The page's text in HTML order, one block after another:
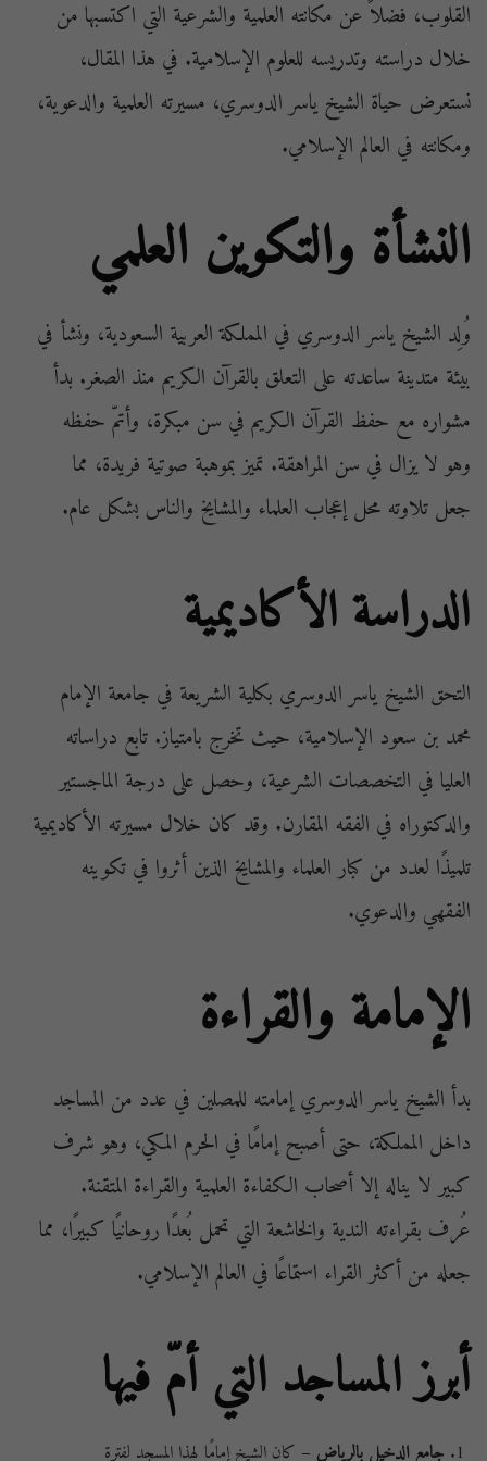
القلوب، فضلاً عن مكانته العلمية والشرعية التي اكتسبها من
خلال دراسته وتدريسه للعلوم الإسلامية. في هذا المقال،
نستعرض حياة الشيخ ياسر الدوسري، مسيرته العلمية والدعوية،
ومكانته في العالم الإسلامي.
النشأة والتكوين العلمي
وُلِد الشيخ ياسر الدوسري في المملكة العربية السعودية، ونشأ في
بيئة متدينة ساعدته على التعلق بالقرآن الكريم منذ الصغر. بدأ
مشواره مع حفظ القرآن الكريم في سن مبكرة، وأتمّ حفظه
وهو لا يزال في سن المراهقة. تميز بموهبة صوتية فريدة، مما
جعل تلاوته محل إعجاب العلماء والمشايخ والناس بشكل عام.
الدراسة الأكاديمية
التحق الشيخ ياسر الدوسري بكلية الشريعة في جامعة الإمام
محمد بن سعود الإسلامية، حيث تخرج بامتياز. تابع دراساته
العليا في التخصصات الشرعية، وحصل على درجة الماجستير
والدكتوراه في الفقه المقارن. وقد كان خلال مسيرته الأكاديمية
تلميذًا لعدد من كبار العلماء والمشايخ الذين أثروا في تكوينه
الفقهي والدعوي.
الإمامة والقراءة
بدأ الشيخ ياسر الدوسري إمامته للمصلين في عدد من المساجد
داخل المملكة، حتى أصبح إمامًا في الحرم المكي، وهو شرف
كبير لا يناله إلا أصحاب الكفاءة العلمية والقراءة المتقنة.
عُرف بقراءته الندية والخاشعة التي تحمل بُعدًا روحانيًا كبيرًا، مما
جعله من أكثر القراء استماعًا في العالم الإسلامي.
أبرز المساجد التي أمّ فيها
جامع الدخيل بالرياض – كان الشيخ إمامًا لهذا المسجد لفترة